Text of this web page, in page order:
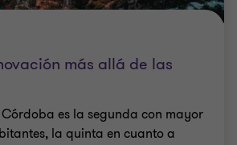
más allá de las
es la segunda con mayor
la quinta en cuanto a